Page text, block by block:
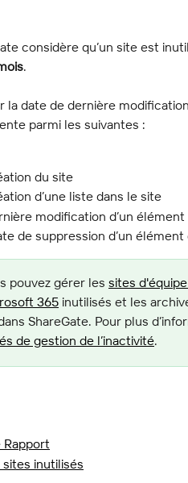
considère qu’un site est
.
la date de dernière
parmi les suivantes :
du site
d’une liste dans le site
modification d’un
de suppression d’un élément
pouvez gérer les sites
365 inutilisés et les
ShareGate. Pour plus
de gestion de l’inactivité.
Rapport
inutilisés